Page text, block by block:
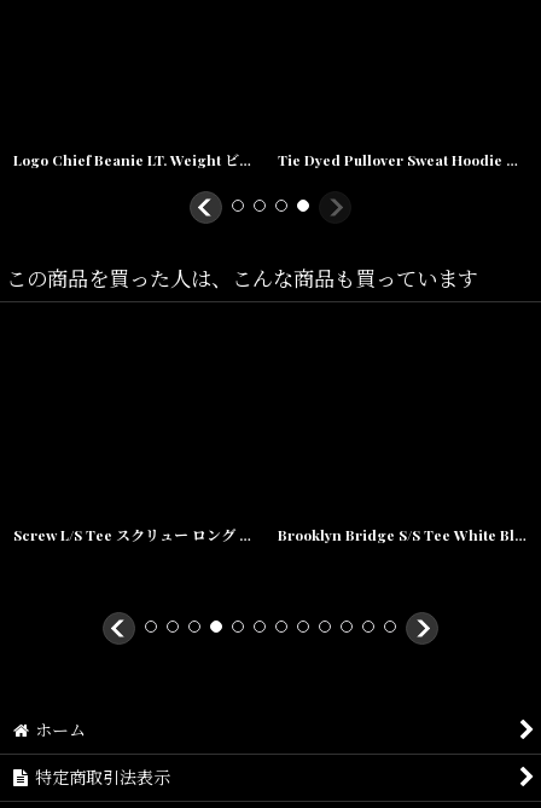
Logo Chief Beanie LT. Weight ビーニー ライト ウェイト ニット キャップ 帽子 Tie Dyed Pullover Sweat Hoodie タイダイ プルオーバー スウェット フーディー
この商品を買った人は、こんな商品も買っています
Screw L/S Tee スクリュー ロング スリーブ ルーズ フィット 長袖 Tシャツ White ホワイト Brooklyn Bridge S/S Tee White Black Tシャツ ブルックリン ブリッジ post card
ホーム
特定商取引法表示